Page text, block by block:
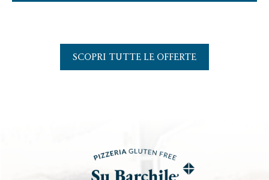
SCOPRI TUTTE LE OFFERTE